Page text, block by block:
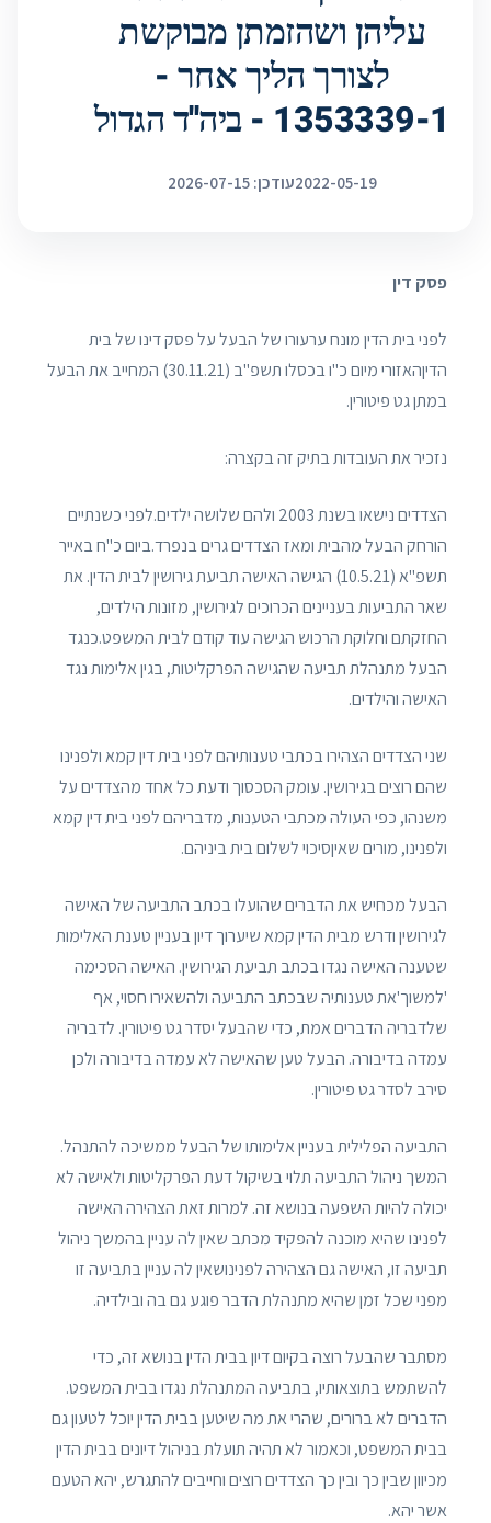
עליהן ושהזמתן מבוקשת
לצורך הליך אחר -
1353339-1 - ביה''ד הגדול‎‎
2022-05-19עודכן: 2026-07-15
פסק דין
לפני בית הדין מונח ערעורו של הבעל על פסק דינו של בית
הדיןהאזורי מיום כ"ו בכסלו תשפ"ב (30.11.21) המחייב את הבעל
במתן גט פיטורין.
נזכיר את העובדות בתיק זה בקצרה:
הצדדים נישאו בשנת 2003 ולהם שלושה ילדים.לפני כשנתיים
הורחק הבעל מהבית ומאז הצדדים גרים בנפרד.ביום כ"ח באייר
תשפ"א (10.5.21) הגישה האישה תביעת גירושין לבית הדין. את
שאר התביעות בעניינים הכרוכים לגירושין, מזונות הילדים,
החזקתם וחלוקת הרכוש הגישה עוד קודם לבית המשפט.כנגד
הבעל מתנהלת תביעה שהגישה הפרקליטות, בגין אלימות נגד
האישה והילדים.
שני הצדדים הצהירו בכתבי טענותיהם לפני בית דין קמא ולפנינו
שהם רוצים בגירושין. עומק הסכסוך ודעת כל אחד מהצדדים על
משנהו, כפי העולה מכתבי הטענות, מדבריהם לפני בית דין קמא
ולפנינו, מורים שאיןסיכוי לשלום בית ביניהם.
הבעל מכחיש את הדברים שהועלו בכתב התביעה של האישה
לגירושין ודרש מבית הדין קמא שיערוך דיון בעניין טענת האלימות
שטענה האישה נגדו בכתב תביעת הגירושין. האישה הסכימה
'למשוך'את טענותיה שבכתב התביעה ולהשאירו חסוי, אף
שלדבריה הדברים אמת, כדי שהבעל יסדר גט פיטורין. לדבריה
עמדה בדיבורה. הבעל טען שהאישה לא עמדה בדיבורה ולכן
סירב לסדר גט פיטורין.
התביעה הפלילית בעניין אלימותו של הבעל ממשיכה להתנהל.
המשך ניהול התביעה תלוי בשיקול דעת הפרקליטות ולאישה לא
יכולה להיות השפעה בנושא זה. למרות זאת הצהירה האישה
לפנינו שהיא מוכנה להפקיד מכתב שאין לה עניין בהמשך ניהול
תביעה זו, האישה גם הצהירה לפנינושאין לה עניין בתביעה זו
מפני שכל זמן שהיא מתנהלת הדבר פוגע גם בה ובילדיה.
מסתבר שהבעל רוצה בקיום דיון בבית הדין בנושא זה, כדי
להשתמש בתוצאותיו, בתביעה המתנהלת נגדו בבית המשפט.
הדברים לא ברורים, שהרי את מה שיטען בבית הדין יוכל לטעון גם
בבית המשפט, וכאמור לא תהיה תועלת בניהול דיונים בבית הדין
מכיוון שבין כך ובין כך הצדדים רוצים וחייבים להתגרש, יהא הטעם
אשר יהא.